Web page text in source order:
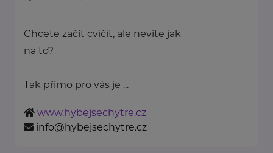
Chcete začít cvičit, ale nevíte jak
na to?
Tak přímo pro vás je ...
www.hybejsechytre.cz
info@hybejsechytre.cz